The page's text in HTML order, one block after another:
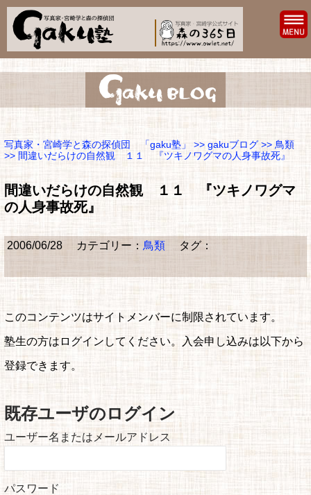
写真家・宮崎学と森の探偵団 「gaku塾」 >> gakuブログ >> 鳥類
>> 間違いだらけの自然観 １１ 『ツキノワグマの人身事故死』
間違いだらけの自然観 １１ 『ツキノワグマ
の人身事故死』
2006/06/28 カテゴリー： 鳥類 タグ：
このコンテンツはサイトメンバーに制限されています。
塾生の方はログインしてください。入会申し込みは以下から
登録できます。
既存ユーザのログイン
ユーザー名またはメールアドレス
パスワード